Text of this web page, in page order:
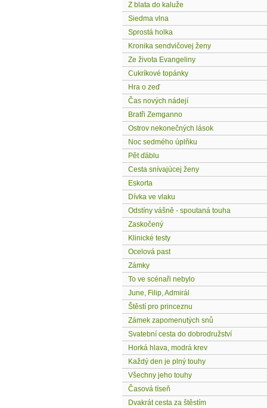
Z blata do kaluže
Siedma vlna
Sprostá holka
Kronika sendvičovej ženy
Ze života Evangeliny
Cukríkové topánky
Hra o zeď
Čas nových nádejí
Bratři Zemganno
Ostrov nekonečných lások
Noc sedmého úplňku
Pět ďáblu
Cesta snívajúcej ženy
Eskorta
Dívka ve vlaku
Odstíny vášně - spoutaná touha
Zaskočený
Klinické testy
Ocelová past
Zámky
To ve scénaři nebylo
June, Filip, Admirál
Štěstí pro princeznu
Zámek zapomenutých snů
Svatební cesta do dobrodružství
Horká hlava, modrá krev
Každý den je plný touhy
Všechny jeho touhy
Časová tíseň
Dvakrát cesta za štěstím